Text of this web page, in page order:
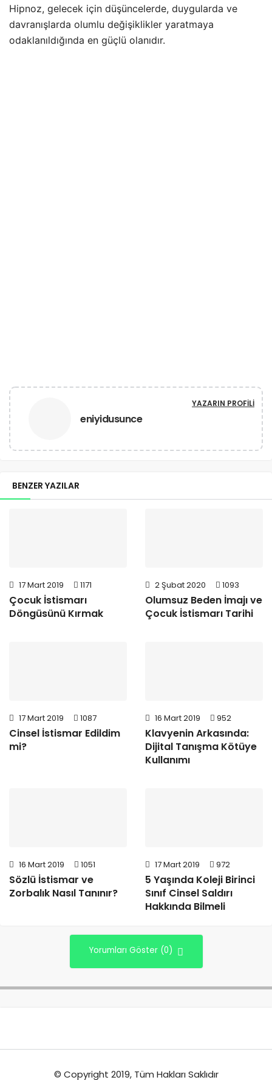
Hipnoz, gelecek için düşüncelerde, duygularda ve
davranışlarda olumlu değişiklikler yaratmaya
odaklanıldığında en güçlü olanıdır.
eniyidusunce
YAZARIN PROFILI
BENZER YAZILAR
17 Mart 2019 1171
Çocuk İstismarı
Döngüsünü Kırmak
2 Şubat 2020 1093
Olumsuz Beden İmajı ve
Çocuk İstismarı Tarihi
17 Mart 2019 1087
Cinsel İstismar Edildim
mi?
16 Mart 2019 952
Klavyenin Arkasında:
Dijital Tanışma Kötüye
Kullanımı
16 Mart 2019 1051
Sözlü İstismar ve
Zorbalık Nasıl Tanınır?
17 Mart 2019 972
5 Yaşında Koleji Birinci
Sınıf Cinsel Saldırı
Hakkında Bilmeli
Yorumları Göster (0)
© Copyright 2019, Tüm Hakları Saklıdır